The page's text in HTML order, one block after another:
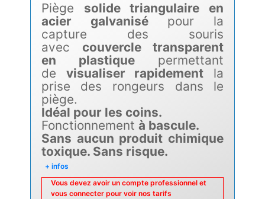
Piège solide triangulaire en
acier galvanisépour la
capture des souris
avec couvercle transparent
en plastique permettant
de visualiser rapidement la
prise des rongeurs dans le
piège.
Idéal pour les coins.
Fonctionnement à bascule.
Sans aucun produit chimique
toxique. Sans risque.
+ infos
Vous devez avoir un compte professionnel et
vous connecter pour voir nos tarifs